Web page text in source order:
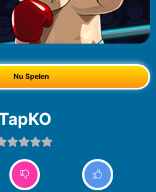
Nu Spelen
TapKO